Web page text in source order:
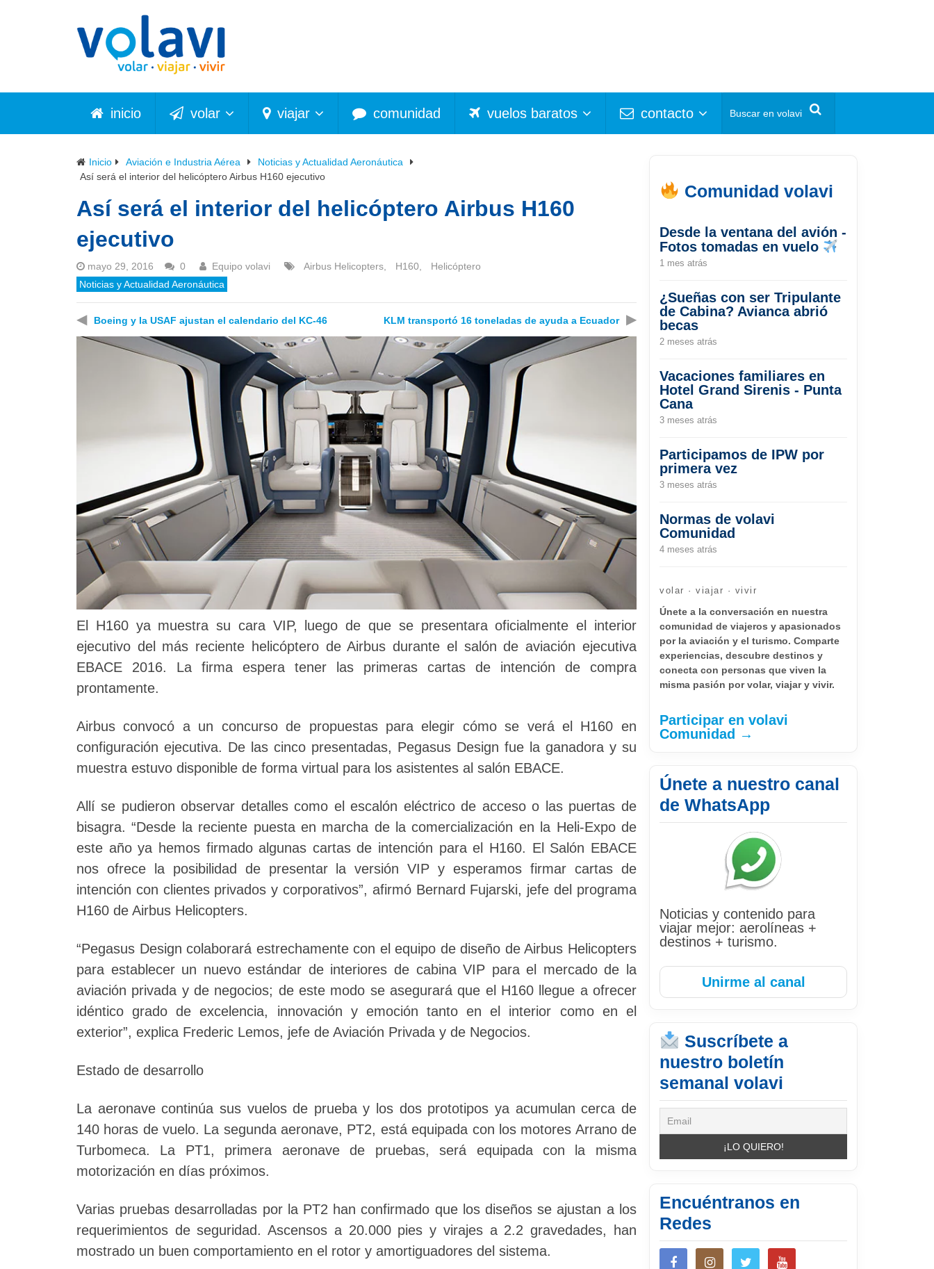
inicio volar viajar comunidad vuelos baratos contacto
Inicio Aviación e Industria Aérea
Noticias y Actualidad Aeronáutica
Así será el interior del helicóptero Airbus H160 ejecutivo
Así será el interior del helicóptero Airbus H160
ejecutivo
mayo 29, 2016 0 Equipo volavi Airbus Helicopters H160
Helicóptero
Noticias y Actualidad Aeronáutica
◀ Boeing y la USAF ajustan el calendario del KC-46 KLM transportó 16 toneladas de ayuda a Ecuador ▶
El H160 ya muestra su cara VIP, luego de que se presentara oficialmente el interior
ejecutivo del más reciente helicóptero de Airbus durante el salón de aviación ejecutiva
EBACE 2016. La firma espera tener las primeras cartas de intención de compra
prontamente.
Airbus convocó a un concurso de propuestas para elegir cómo se verá el H160 en
configuración ejecutiva. De las cinco presentadas, Pegasus Design fue la ganadora y su
muestra estuvo disponible de forma virtual para los asistentes al salón EBACE.
Allí se pudieron observar detalles como el escalón eléctrico de acceso o las puertas de
bisagra. “Desde la reciente puesta en marcha de la comercialización en la Heli-Expo de
este año ya hemos firmado algunas cartas de intención para el H160. El Salón EBACE
nos ofrece la posibilidad de presentar la versión VIP y esperamos firmar cartas de
intención con clientes privados y corporativos”, afirmó Bernard Fujarski, jefe del programa
H160 de Airbus Helicopters.
“Pegasus Design colaborará estrechamente con el equipo de diseño de Airbus Helicopters
para establecer un nuevo estándar de interiores de cabina VIP para el mercado de la
aviación privada y de negocios; de este modo se asegurará que el H160 llegue a ofrecer
idéntico grado de excelencia, innovación y emoción tanto en el interior como en el
exterior”, explica Frederic Lemos, jefe de Aviación Privada y de Negocios.
Estado de desarrollo
La aeronave continúa sus vuelos de prueba y los dos prototipos ya acumulan cerca de
140 horas de vuelo. La segunda aeronave, PT2, está equipada con los motores Arrano de
Turbomeca. La PT1, primera aeronave de pruebas, será equipada con la misma
motorización en días próximos.
Varias pruebas desarrolladas por la PT2 han confirmado que los diseños se ajustan a los
requerimientos de seguridad. Ascensos a 20.000 pies y virajes a 2.2 gravedades, han
mostrado un buen comportamiento en el rotor y amortiguadores del sistema.
Comunidad volavi
Desde la ventana del avión -
Fotos tomadas en vuelo
1 mes atrás
¿Sueñas con ser Tripulante
de Cabina? Avianca abrió
becas
2 meses atrás
Vacaciones familiares en
Hotel Grand Sirenis - Punta
Cana
3 meses atrás
Participamos de IPW por
primera vez
3 meses atrás
Normas de volavi
Comunidad
4 meses atrás
volar · viajar · vivir
Únete a la conversación en nuestra
comunidad de viajeros y apasionados
por la aviación y el turismo. Comparte
experiencias, descubre destinos y
conecta con personas que viven la
misma pasión por volar, viajar y vivir.
Participar en volavi
Comunidad →
Únete a nuestro canal
de WhatsApp
Noticias y contenido para
viajar mejor: aerolíneas +
destinos + turismo.
Unirme al canal
Suscríbete a
nuestro boletín
semanal volavi
Encuéntranos en
Redes